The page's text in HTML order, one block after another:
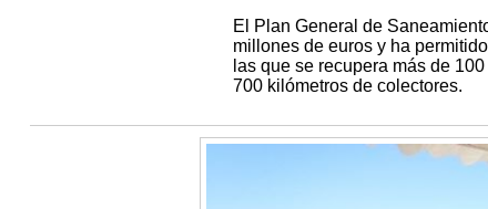
El Plan General de
millones de euros y ha
las que se recupera más de
700 kilómetros de colectores.